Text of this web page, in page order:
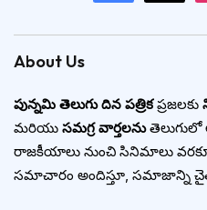
About Us
పున్నమి తెలుగు దిన పత్రికప్రజలకు
మరియు సమగ్ర వార్తలనుతెలుగులో
రాజకీయాలు నుంచి సినిమాలు
సమాచారం అందిస్తూ, సమాజాన్ని